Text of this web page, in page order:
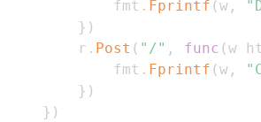
			fmt
. Fprintf (w ,
} )
		r
. Post ( "/" , func (w
			fmt
. Fprintf (w ,
} )
} )